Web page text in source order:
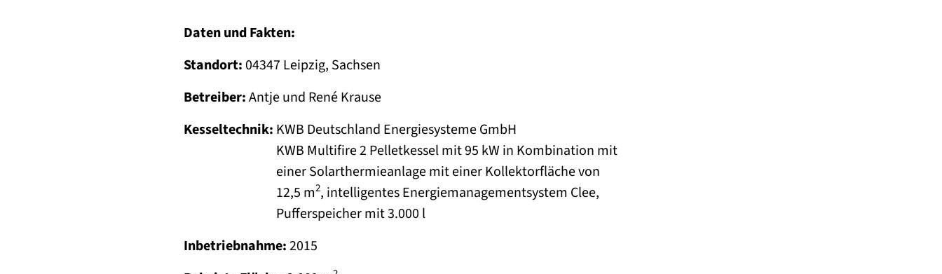
Daten und Fakten:
Standort:04347 Leipzig, Sachsen
Betreiber:Antje und René Krause
Kesseltechnik: KWB Deutschland Energiesysteme GmbH
KWB Multifire 2 Pelletkessel mit 95 kW in Kombination mit
einer Solarthermieanlage mit einer Kollektorfläche von
12,5 m2, intelligentes Energiemanagementsystem Clee,
Pufferspeicher mit 3.000 l
Inbetriebnahme:2015